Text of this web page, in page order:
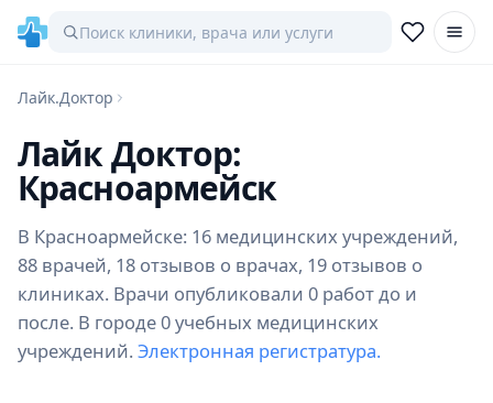
Лайк.Доктор
Лайк Доктор:
Красноармейск
В Красноармейске: 16 медицинских учреждений,
88 врачей, 18 отзывов о врачах, 19 отзывов о
клиниках. Врачи опубликовали 0 работ до и
после. В городе 0 учебных медицинских
учреждений. Электронная регистратура.